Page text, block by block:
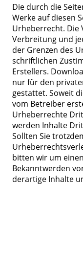
Die durch die
Werke auf diesen
Urheberrecht. Die
Verbreitung und
der Grenzen des
schriftlichen
Erstellers.
nur für den
gestattet. Soweit
vom Betreiber
Urheberrechte
werden Inhalte
Sollten Sie
bitten wir um
Bekanntwerden
derartige Inhalte